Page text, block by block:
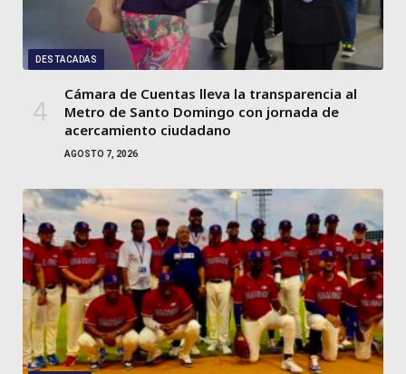
DESTACADAS
Cámara de Cuentas lleva la transparencia al
Metro de Santo Domingo con jornada de
acercamiento ciudadano
AGOSTO 7, 2026